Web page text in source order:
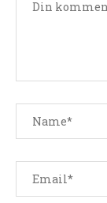
stjärnor
stjärna